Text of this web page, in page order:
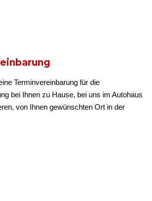
Terminvereinbarung für die
bei Ihnen zu Hause, bei uns im Autohaus
von Ihnen gewünschten Ort in der